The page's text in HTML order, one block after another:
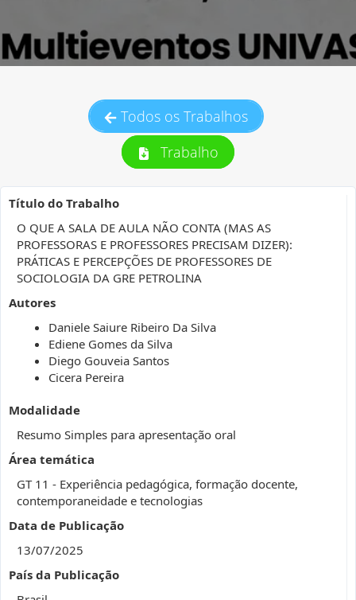
Todos os Trabalhos
Trabalho
Título do Trabalho
O QUE A SALA DE AULA NÃO CONTA (MAS AS
PROFESSORAS E PROFESSORES PRECISAM DIZER):
PRÁTICAS E PERCEPÇÕES DE PROFESSORES DE
SOCIOLOGIA DA GRE PETROLINA
Autores
Daniele Saiure Ribeiro Da Silva
Ediene Gomes da Silva
Diego Gouveia Santos
Cicera Pereira
Modalidade
Resumo Simples para apresentação oral
Área temática
GT 11 - Experiência pedagógica, formação docente,
contemporaneidade e tecnologias
Data de Publicação
13/07/2025
País da Publicação